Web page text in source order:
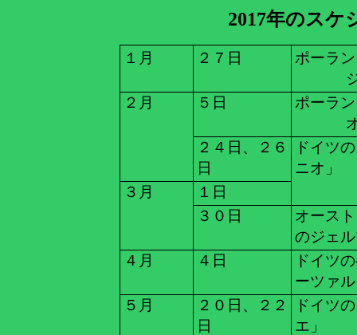
2017年のスケ
１月 ２７日
ポーラ
２月
５日
ポーラ
２４日、２６
日
ドイツ
ニオ」
３月
１日
３０日
オース
のジェ
４月
４日
ドイツ
ーツァ
５月
２０日、２２
日
ドイツ
エ」